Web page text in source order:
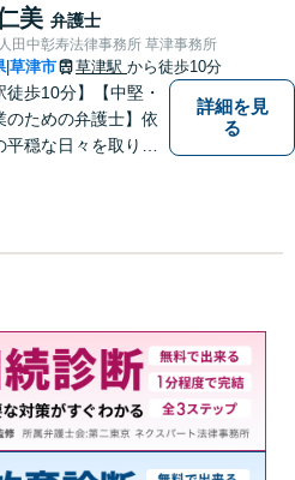
美 弁護士
田中彰寿法律事務所 草津事務所
|草津市 草津駅 から徒歩10分
徒歩10分】【中堅・
のための弁護士】依
平穏な日々を取り戻
ード感のあるシーム
詳細を見
る